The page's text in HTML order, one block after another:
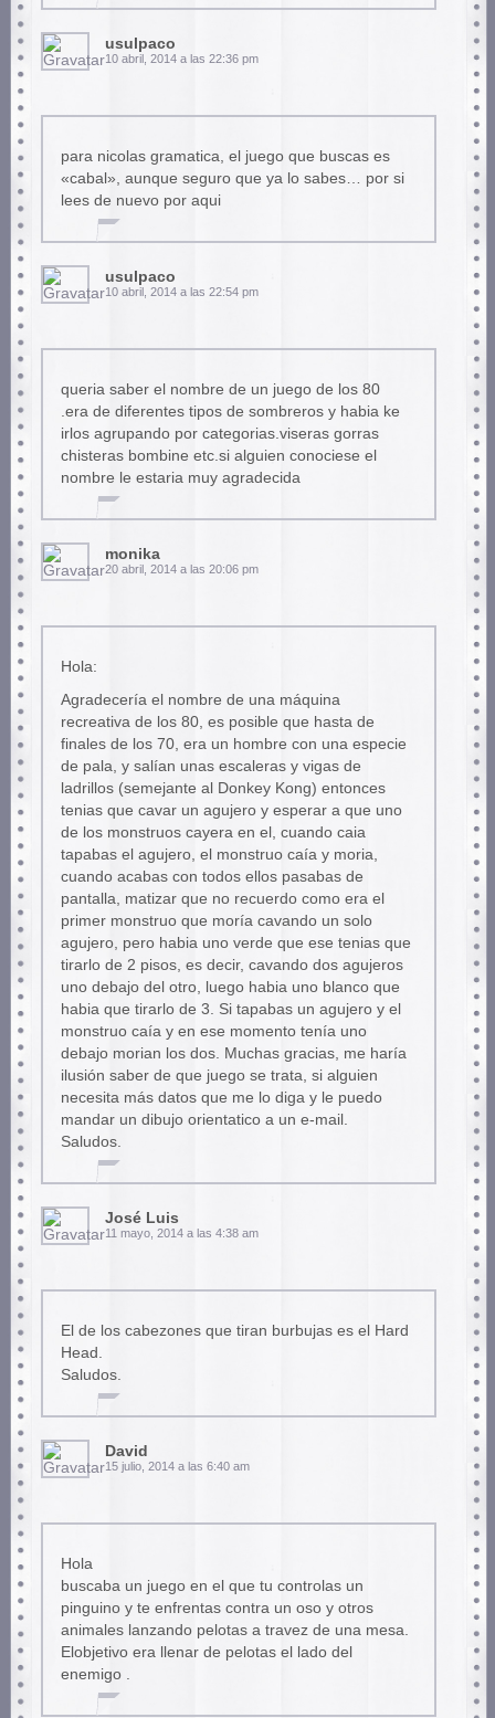
usulpaco
10 abril, 2014 a las 22:36 pm
para nicolas gramatica, el juego que buscas es
«cabal», aunque seguro que ya lo sabes… por si
lees de nuevo por aqui
usulpaco
10 abril, 2014 a las 22:54 pm
queria saber el nombre de un juego de los 80
.era de diferentes tipos de sombreros y habia ke
irlos agrupando por categorias.viseras gorras
chisteras bombine etc.si alguien conociese el
nombre le estaria muy agradecida
monika
20 abril, 2014 a las 20:06 pm
Hola:
Agradecería el nombre de una máquina
recreativa de los 80, es posible que hasta de
finales de los 70, era un hombre con una especie
de pala, y salían unas escaleras y vigas de
ladrillos (semejante al Donkey Kong) entonces
tenias que cavar un agujero y esperar a que uno
de los monstruos cayera en el, cuando caia
tapabas el agujero, el monstruo caía y moria,
cuando acabas con todos ellos pasabas de
pantalla, matizar que no recuerdo como era el
primer monstruo que moría cavando un solo
agujero, pero habia uno verde que ese tenias que
tirarlo de 2 pisos, es decir, cavando dos agujeros
uno debajo del otro, luego habia uno blanco que
habia que tirarlo de 3. Si tapabas un agujero y el
monstruo caía y en ese momento tenía uno
debajo morian los dos. Muchas gracias, me haría
ilusión saber de que juego se trata, si alguien
necesita más datos que me lo diga y le puedo
mandar un dibujo orientatico a un e-mail.
Saludos.
José Luis
11 mayo, 2014 a las 4:38 am
El de los cabezones que tiran burbujas es el Hard
Head.
Saludos.
David
15 julio, 2014 a las 6:40 am
Hola
buscaba un juego en el que tu controlas un
pinguino y te enfrentas contra un oso y otros
animales lanzando pelotas a travez de una mesa.
Elobjetivo era llenar de pelotas el lado del
enemigo .